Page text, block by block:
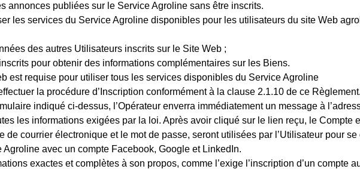
annonces publiées sur le Service Agroline sans être inscrits.
les services du Service Agroline disponibles pour les utilisateurs du site Web
des autres Utilisateurs inscrits sur le Site Web ;
pour obtenir des informations complémentaires sur les Biens.
est requise pour utiliser tous les services disponibles du Service Agroline
la procédure d’Inscription conformément à la clause 2.1.10 de ce Règlement.
indiqué ci-dessus, l’Opérateur enverra immédiatement un message à
les informations exigées par la loi. Après avoir cliqué sur le lien reçu, le Compte
de courrier électronique et le mot de passe, seront utilisées par l’Utilisateur pour
Agroline avec un compte Facebook, Google et LinkedIn.
exactes et complètes à son propos, comme l’exige l’inscription d’un compte